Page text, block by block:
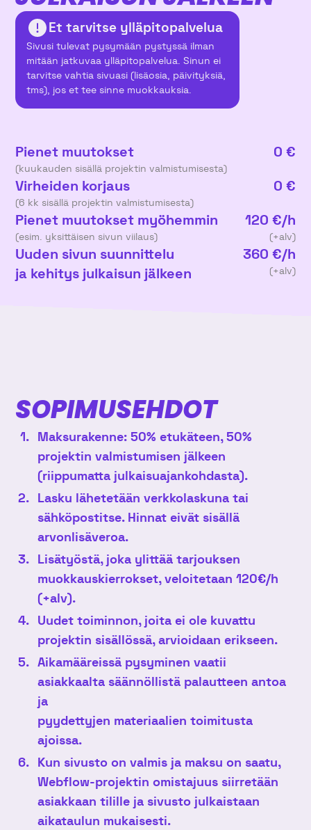
Et tarvitse ylläpitopalvelua
Sivusi tulevat pysymään pystyssä ilman
mitään jatkuvaa ylläpitopalvelua. Sinun ei
tarvitse vahtia sivuasi (lisäosia, päivityksiä,
tms), jos et tee sinne muokkauksia.
Pienet muutokset
(kuukauden sisällä projektin valmistumisesta)
0 €
Virheiden korjaus
(6 kk sisällä projektin valmistumisesta)
0 €
Pienet muutokset myöhemmin
(esim. yksittäisen sivun viilaus)
120 €/h
(+alv)
Uuden sivun suunnittelu
ja kehitys julkaisun jälkeen
360 €/h
(+alv)
SOPIMUSEHDOT
Maksurakenne: 50% etukäteen, 50%
projektin valmistumisen jälkeen
(riippumatta julkaisuajankohdasta).
Lasku lähetetään verkkolaskuna tai
sähköpostitse. Hinnat eivät sisällä
arvonlisäveroa.
Lisätyöstä, joka ylittää tarjouksen
muokkauskierrokset, veloitetaan 120€/h
(+alv).
Uudet toiminnon, joita ei ole kuvattu
projektin sisällössä, arvioidaan erikseen.
Aikamääreissä pysyminen vaatii
asiakkaalta säännöllistä palautteen antoa
ja
pyydettyjen materiaalien toimitusta
ajoissa.
Kun sivusto on valmis ja maksu on saatu,
Webflow-projektin omistajuus siirretään
asiakkaan tilille ja sivusto julkaistaan
aikataulun mukaisesti.